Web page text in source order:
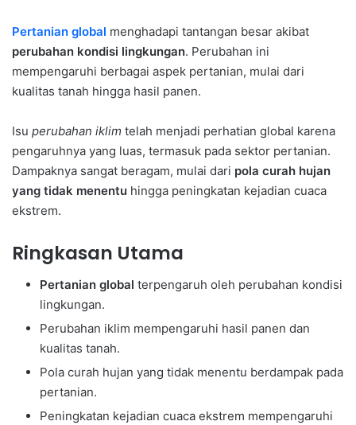
Pertanian global menghadapi tantangan besar akibat
perubahan kondisi lingkungan. Perubahan ini
mempengaruhi berbagai aspek pertanian, mulai dari
kualitas tanah hingga hasil panen.
Isu perubahan iklim telah menjadi perhatian global karena
pengaruhnya yang luas, termasuk pada sektor pertanian.
Dampaknya sangat beragam, mulai dari pola curah hujan
yang tidak menentu hingga peningkatan kejadian cuaca
ekstrem.
Ringkasan Utama
Pertanian global terpengaruh oleh perubahan kondisi
lingkungan.
Perubahan iklim mempengaruhi hasil panen dan
kualitas tanah.
Pola curah hujan yang tidak menentu berdampak pada
pertanian.
Peningkatan kejadian cuaca ekstrem mempengaruhi